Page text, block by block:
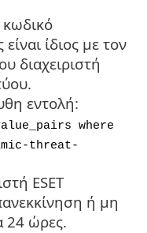
ίδιος με τον
διαχειριστή
εντολή:
where
threat-
ESET
ή μη
24 ώρες.